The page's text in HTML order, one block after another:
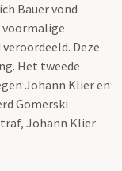
Bauer vond
voormalige
Deze
Het tweede
Johann Klier en
Gomerski
Johann Klier